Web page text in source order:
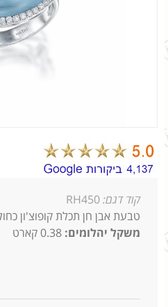
קוד דגם: RH450
טבעת אבן חן תכלת קופוצ'ון
משקל יהלומים: